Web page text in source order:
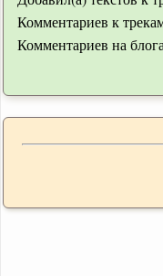
Комментариев к
Комментариев на